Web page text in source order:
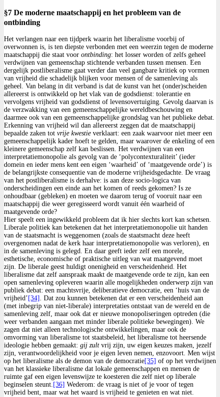
§7 De moderne maatschappij en het probleem van de
ontbinding
Het verlangen naar een tijdperk waarin het liberalisme voorbij of
overwonnen is, is ten diepste verbonden met een weerzin tegen de moderne
maatschappij die staat voor ontbinding: het losser worden of zelfs geheel
verdwijnen van gemeenschap stichtende verbanden tussen mensen. Een
dergelijk postliberalisme gaat verder dan veel gangbare kritiek op vormen
van vrijheid die schadelijk blijken voor mensen of de samenleving als
geheel. Van belang in dit verband is dat de kunst van het (onder)scheiden
allereerst is ontwikkeld op het vlak van de godsdienst: tolerantie en
vervolgens vrijheid van godsdienst of levensovertuiging. Gevolg daarvan is
de verzwakking van een gemeenschappelijke wereldbeschouwing en
daarmee ook van een gemeenschappelijke grondslag van het publieke debat.
Erkenning van vrijheid wil dan allereerst zeggen dat de maatschappij
bepaalde zaken tot vrije kwestie verklaart: een zaak waarvoor niet meer een
gemeenschappelijk kader hoeft te gelden, maar waarover de enkeling of een
kleinere gemeenschap zelf kan beslissen. Het verdwijnen van een
interpretatiemonopolie als gevolg van de ‘polycontexturaliteit’ (ieder
domein en ieder mens kent een eigen ‘waarheid’ of ‘maatgevende orde’) is
de belangrijkste consequentie van de moderne vrijheidsgedachte. De vraag
van het postliberalisme is derhalve: is aan deze socio-logica van
onderscheidingen een einde aan het komen of reeds gekomen? Is ze
onhoudbaar (gebleken) en moeten we daarom terug of vooruit naar een
maatschappij die weer geregisseerd wordt vanuit één waarheid of
maatgevende orde?
Hier speelt een ingewikkeld probleem dat ik hier slechts kort kan schetsen.
Liberale politiek kan betekenen dat het interpretatiemonopolie uit handen
van de staatsmacht is weggenomen (zoals de staatsmacht deze heeft
overgenomen nadat de kerk haar interpretatiemonopolie was verloren), en
in de samenleving is gelegd. En daar geeft ieder zelf een morele,
esthetische, economische of praktische uitleg van wat maatgevend moet
zijn. De liberale geest huldigt onenigheid en verscheidenheid. Het
liberalisme dat zelf aanspraak maakt de maatgevende orde te zijn, kan een
open samenleving opleveren waarin alle mogelijkheden onderwerp zijn van
publiek debat: een machtsvrije, deliberatieve democratie, een ‘huis van de
vrijheid’ [34] . Dat zou kunnen betekenen dat er een verscheidenheid aan
(met inbegrip van niet-liberale) interpretaties ontstaat van de wereld en de
samenleving zelf, maar ook dat er nieuwe monopoliseringen optreden (die
weer verbanden aangaan met minder liberale politieke bewegingen). We
zagen dat niet alleen technologische ontwikkelingen, maar ook de
omvorming van liberalisme tot staatsbeleid, het liberalisme tot heersende
ideologie hebben gemaakt: gij zult vrij zijn, uw eigen keuzes maken, jezelf
zijn, verantwoordelijkheid voor je eigen leven nemen, enzovoort. Men wijst
op het liberalisme als de demon van de democratie[35] of op het verdwijnen
van het klassieke liberalisme dat lokale gemeenschappen en mensen de
ruimte gaf een eigen levenswijze te koesteren die zelf niet op liberale
beginselen steunt. [36] Wederom: de vraag is niet of je voor of tegen
vrijheid bent, maar wat het waard is vrijheid te genieten en wat niet.